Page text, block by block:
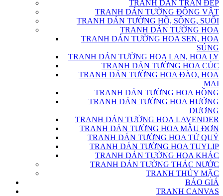
TRANH DÁN TRẦN ĐẸP
TRANH DÁN TƯỜNG ĐỘNG VẬT
TRANH DÁN TƯỜNG HỒ, SÔNG, SUỐI
TRANH DÁN TƯỜNG HOA
TRANH DÁN TƯỜNG HOA SEN, HOA
SÚNG
TRANH DÁN TƯỜNG HOA LAN, HOA LY
TRANH DÁN TƯỜNG HOA CÚC
TRANH DÁN TƯỜNG HOA ĐÀO, HOA
MAI
TRANH DÁN TƯỜNG HOA HỒNG
TRANH DÁN TƯỜNG HOA HƯỚNG
DƯƠNG
TRANH DÁN TƯỜNG HOA LAVENDER
TRANH DÁN TƯỜNG HOA MẪU ĐƠN
TRANH DÁN TƯỜNG HOA TỨ QUÝ
TRANH DÁN TƯỜNG HOA TUYLIP
TRANH DÁN TƯỜNG HOA KHÁC
TRANH DÁN TƯỜNG THÁC NƯỚC
TRANH THỦY MẶC
BÁO GIÁ
TRANH CANVAS